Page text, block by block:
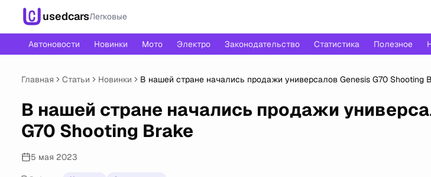
usedcarsЛегковые
Автоновости Новинки Мото Электро Законодательство Статистика Полезное
Главная Статьи Новинки В нашей стране начались продажи универсалов Genesis G70 Shooting
В нашей стране начались продажи
G70 Shooting Brake
5 мая 2023